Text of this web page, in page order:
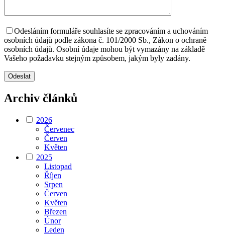
Odesláním formuláře souhlasíte se zpracováním a uchováním
osobních údajů podle zákona č. 101/2000 Sb., Zákon o ochraně
osobních údajů. Osobní údaje mohou být vymazány na základě
Vašeho požadavku stejným způsobem, jakým byly zadány.
Archiv článků
2026
Červenec
Červen
Květen
2025
Listopad
Říjen
Srpen
Červen
Květen
Březen
Únor
Leden